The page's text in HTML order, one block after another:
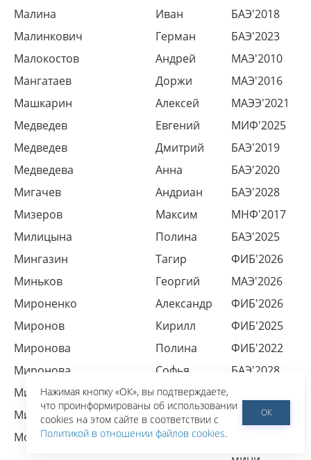
Малина
Иван
БАЭ'2018
Малинкович
Герман
БАЭ'2023
Малокостов
Андрей
МАЭ'2010
Мангатаев
Доржи
МАЭ'2016
Машкарин
Алексей
МАЭЭ'2021
Медведев
Евгений
МИФ'2025
Медведев
Дмитрий
БАЭ'2019
Медведева
Анна
БАЭ'2020
Мигачев
Андриан
БАЭ'2028
Мизеров
Максим
МНФ'2017
Милицына
Полина
БАЭ'2025
Мингазин
Тагир
ФИБ'2026
Миньков
Георгий
МАЭ'2026
Мироненко
Александр
ФИБ'2026
Миронов
Кирилл
ФИБ'2025
Миронова
Полина
ФИБ'2022
Миронова
Софья
БАЭ'2028
Михайлов
Артур
Михеева
Юлия
Мороз
Екатерина
Нажимая кнопку «ОК», вы подтверждаете,
что проинформированы об использовании
cookies на этом сайте в соответствии с
Политикой в отношении файлов cookies.
ОК